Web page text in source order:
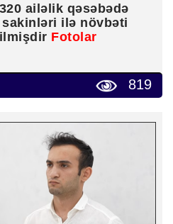
ailəlik qəsəbədə
ilə növbəti
Fotolar
819